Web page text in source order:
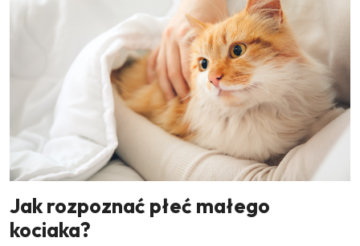
Jak rozpoznać płeć małego
kociaka?